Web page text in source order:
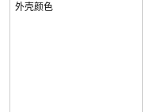
外壳颜色